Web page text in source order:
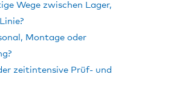
Wege zwischen Lager,
Montage oder
zeitintensive Prüf- und